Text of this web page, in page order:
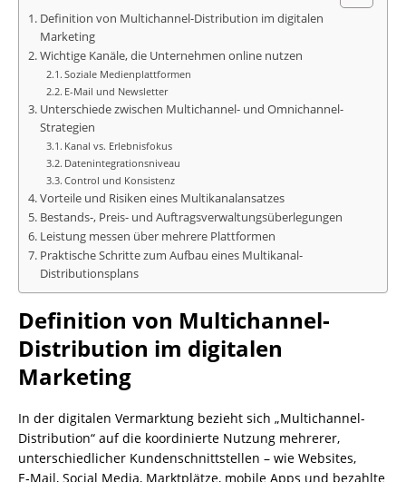
Definition von Multichannel-Distribution im digitalen
Marketing
Wichtige Kanäle, die Unternehmen online nutzen
Soziale Medienplattformen
E-Mail und Newsletter
Unterschiede zwischen Multichannel- und Omnichannel-
Strategien
Kanal vs. Erlebnisfokus
Datenintegrationsniveau
Control und Konsistenz
Vorteile und Risiken eines Multikanalansatzes
Bestands-, Preis- und Auftragsverwaltungsüberlegungen
Leistung messen über mehrere Plattformen
Praktische Schritte zum Aufbau eines Multikanal-
Distributionsplans
Definition von Multichannel-
Distribution im digitalen
Marketing
In der digitalen Vermarktung bezieht sich „Multichannel-
Distribution“ auf die koordinierte Nutzung mehrerer,
unterschiedlicher Kundenschnittstellen – wie Websites,
E‑Mail, Social Media, Marktplätze, mobile Apps und bezahlte